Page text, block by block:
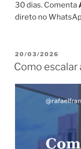
30 dias. Comenta
direto no
PUBLICADO
EM
20/03/2026
Como escalar